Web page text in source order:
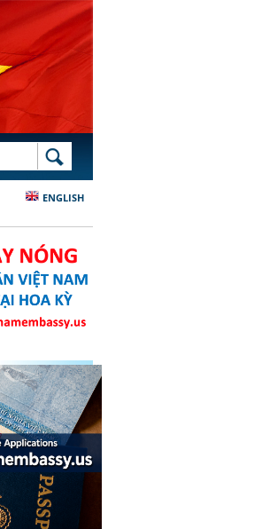
TÌM KIẾM
ENGLISH